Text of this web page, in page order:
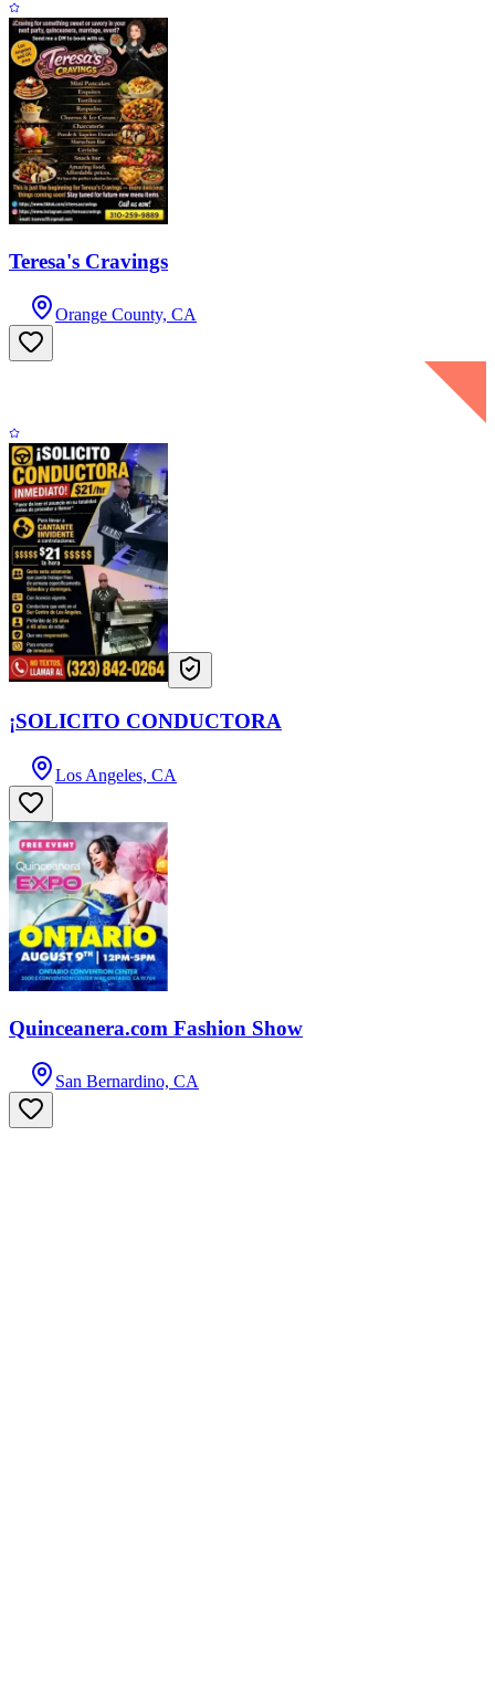
Teresa's Cravings
Orange County, CA
¡SOLICITO CONDUCTORA
Los Angeles, CA
Quinceanera.com Fashion Show
San Bernardino, CA